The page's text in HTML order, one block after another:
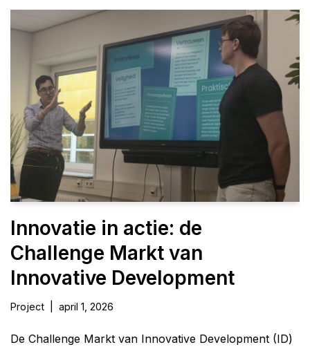
Innovatie in actie: de
Challenge Markt van
Innovative Development
Project april 1, 2026
De Challenge Markt van Innovative Development (ID)